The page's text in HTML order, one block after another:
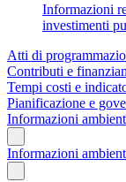
Informazioni
investimenti
Atti di
Contributi e
Tempi costi e
Pianificazione e
Informazioni
Informazioni